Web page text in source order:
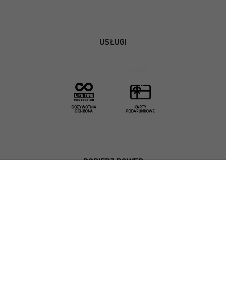
USŁUGI
DOBIERZ ROWER